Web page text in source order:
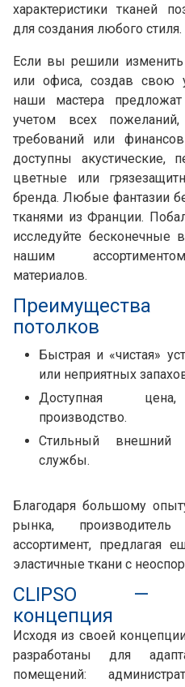
характеристики тканей
для создания любого стиля.
Если вы решили
или офиса, создав свою
наши мастера
учетом всех
требований или
доступны акустические,
цветные или
бренда. Любые фантазии
тканями из Франции.
исследуйте бесконечные
нашим
материалов.
потолков
Быстрая и «чистая»
или неприятных
Доступная цена,
производство.
Стильный внешний
службы.
Благодаря большому
рынка,
ассортимент, предлагая
эластичные ткани с
CLIPSO —
концепция
Исходя из своей
разработаны для
помещений: